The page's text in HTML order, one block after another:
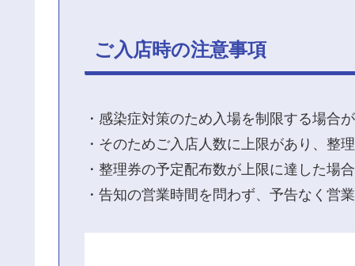
ご入店時の注意事項
・感染症対策のため入場を制限する場合が
・そのためご入店人数に上限があり、整
・整理券の予定配布数が上限に達した場
・告知の営業時間を問わず、予告なく営